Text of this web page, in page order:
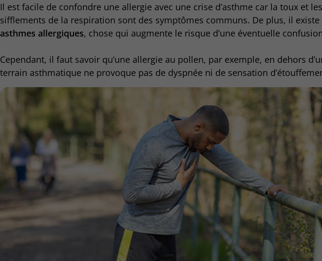
Il est facile de confondre une allergie avec une crise d’asthme car la toux et les
sifflements de la respiration sont des symptômes communs. De plus, il existe
asthmes allergiques, chose qui augmente le risque d’une éventuelle
Cependant, il faut savoir qu’une allergie au pollen, par exemple, en dehors
terrain asthmatique ne provoque pas de dyspnée ni de sensation